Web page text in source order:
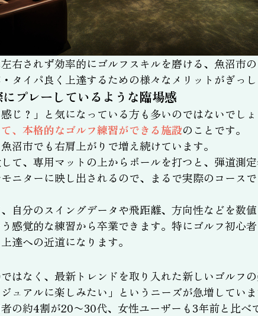
右されず効率的にゴルフスキルを磨ける、魚沼市
タイパ良く上達するための様々なメリットがぎっ
プレーしているような臨場感
じ？」と気になっている方も多いのではないでし
、本格的なゴルフ練習ができる施設のことです。
沼市でも右肩上がりで増え続けています。
て、専用マットの上からボールを打つと、弾道測
ニターに映し出されるので、まるで実際のコース
自分のスイングデータや飛距離、方向性などを数
感覚的な練習から卒業できます。特にゴルフ初心
達への近道になります。
はなく、最新トレンドを取り入れた新しいゴルフ
ュアルに楽しみたい」というニーズが急増してい
の約4割が20〜30代、女性ユーザーも3年前と比べ